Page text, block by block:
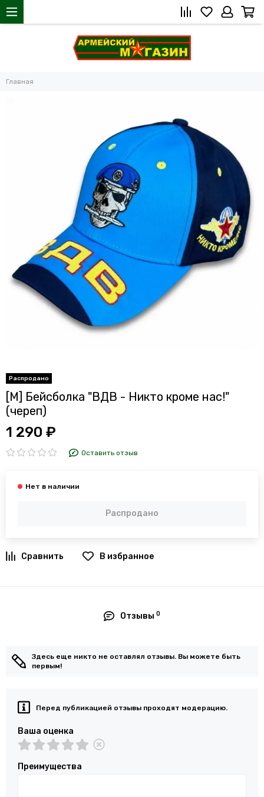
Главная
[М] Бейсболка "ВДВ - Никто кроме нас!"
(череп)
1 290 ₽
Оставить отзыв
Распродано
В избранное
Отзывы0
Здесь еще никто не оставлял отзывы. Вы можете быть
первым!
Перед публикацией отзывы проходят модерацию.
Ваша оценка
Преимущества